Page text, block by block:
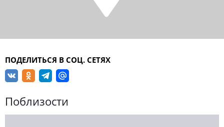
ПОДЕЛИТЬСЯ В СОЦ. СЕТЯХ
Поблизости